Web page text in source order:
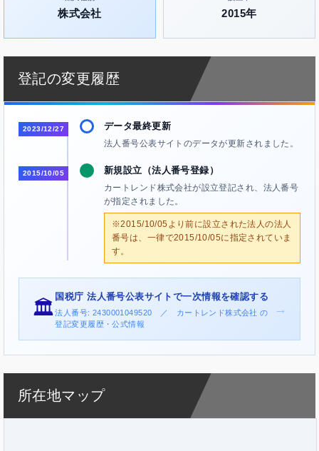
株式会社 2015年
登記の変更履歴
2023/12/27 データ最終更新
法人番号公表サイトのデータが更新されました。
2015/10/05 新規設立（法人番号登録）
カートレンド株式会社が設立登記され、法人番号
が指定されました。
※2015/10/05より前に設立された法人の法人
番号は、一律で2015/10/05に指定されていま
す。
🏛️
国税庁 法人番号公表サイトで一次情報を確認する
法人番号: 2430001049520 ／ カートレンド株式会社 の
登記変更履歴・公式情報
→
所在地マップ